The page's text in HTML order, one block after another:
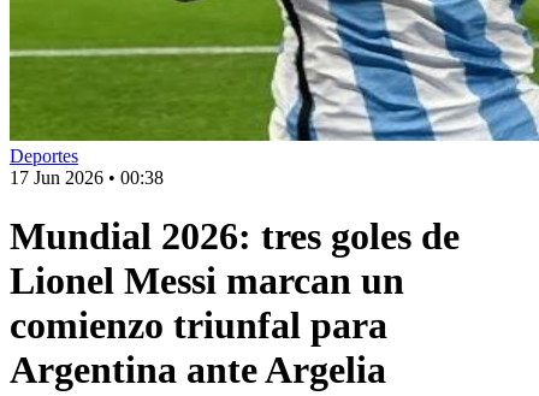
Deportes
17 Jun 2026 • 00:38
Mundial 2026: tres goles de
Lionel Messi marcan un
comienzo triunfal para
Argentina ante Argelia